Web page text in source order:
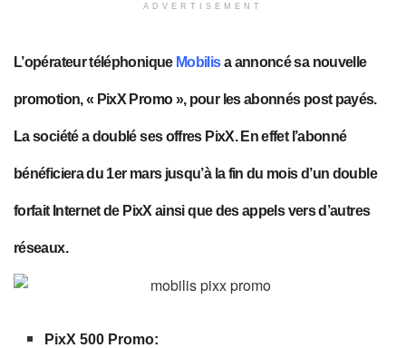
ADVERTISEMENT
L’opérateur téléphonique Mobilisa annoncé sa nouvelle
promotion, « PixX Promo », pour les abonnés post payés.
La société a doublé ses offres PixX. En effet l’abonné
bénéficiera du 1er mars jusqu’à la fin du mois d’un double
forfait Internet de PixX ainsi que des appels vers d’autres
réseaux.
PixX 500 Promo: